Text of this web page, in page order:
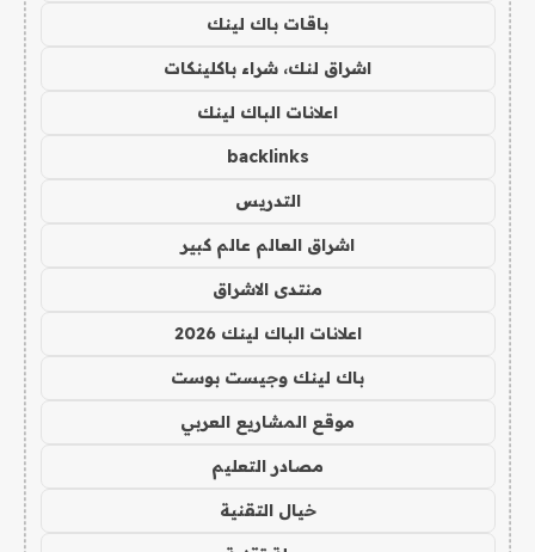
باقات باك لينك
اشراق لنك، شراء باكلينكات
اعلانات الباك لينك
backlinks
التدريس
اشراق العالم عالم كبير
منتدى الاشراق
اعلانات الباك لينك 2026
باك لينك وجيست بوست
موقع المشاريع العربي
مصادر التعليم
خيال التقنية